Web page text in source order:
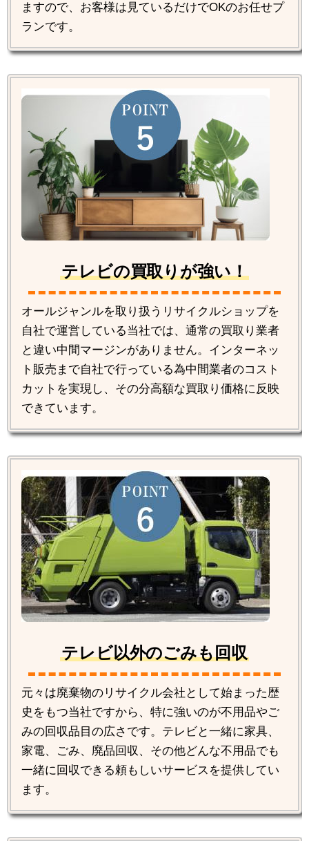
ますので、お客様は見ているだけでOKのお任せプ
ランです。
テレビの買取りが強い！
オールジャンルを取り扱うリサイクルショップを
自社で運営している当社では、通常の買取り業者
と違い中間マージンがありません。インターネッ
ト販売まで自社で行っている為中間業者のコスト
カットを実現し、その分高額な買取り価格に反映
できています。
テレビ以外のごみも回収
元々は廃棄物のリサイクル会社として始まった歴
史をもつ当社ですから、特に強いのが不用品やご
みの回収品目の広さです。テレビと一緒に家具、
家電、ごみ、廃品回収、その他どんな不用品でも
一緒に回収できる頼もしいサービスを提供してい
ます。